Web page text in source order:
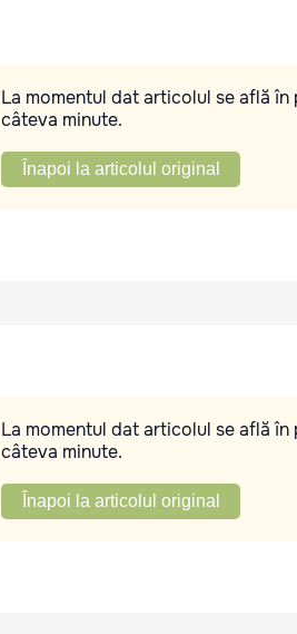
La momentul dat articolul se află
câteva minute.
Înapoi la articolul original
La momentul dat articolul se află
câteva minute.
Înapoi la articolul original